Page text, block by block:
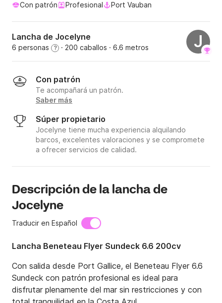
Con patrón Profesional Port Vauban
Lancha de Jocelyne
6 personas ? · 200 caballos · 6.6 metros J
Con patrón
Te acompañará un patrón.
Saber más
Súper propietario
Jocelyne tiene mucha experiencia alquilando
barcos, excelentes valoraciones y se compromete
a ofrecer servicios de calidad.
Descripción de la lancha de
Jocelyne
Traducir en Español
Lancha Beneteau Flyer Sundeck 6.6 200cv
Con salida desde Port Gallice, el Beneteau Flyer 6.6
Sundeck con patrón profesional es ideal para
disfrutar plenamente del mar sin restricciones y con